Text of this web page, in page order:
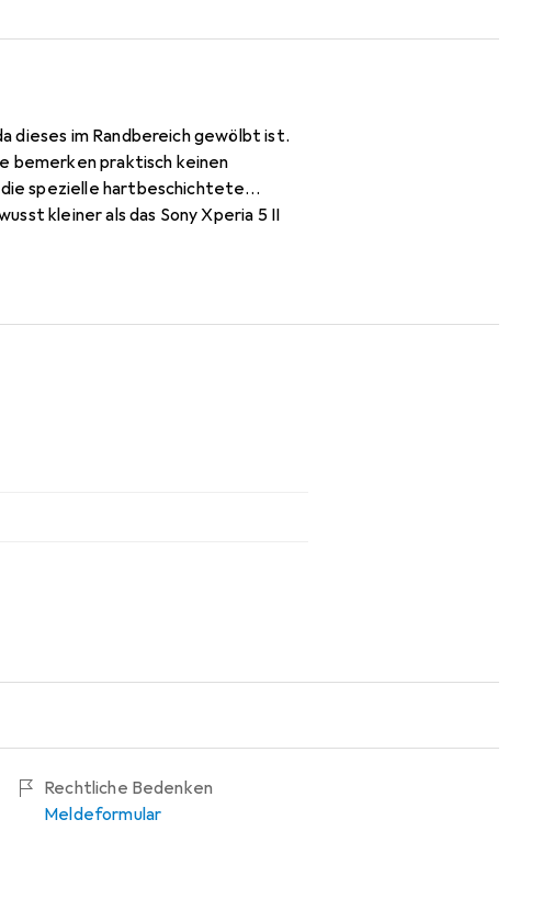
dieses im Randbereich gewölbt ist.
bemerken praktisch keinen
spezielle hartbeschichtete
kleiner als das Sony Xperia 5 II
Auftragen der Folie wird die Luft
Rechtliche Bedenken
Meldeformular